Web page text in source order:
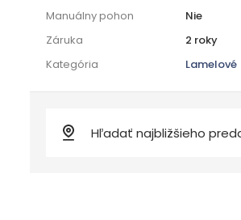
Manuálny pohon
Nie
Záruka
2 roky
Kategória
Lamelové